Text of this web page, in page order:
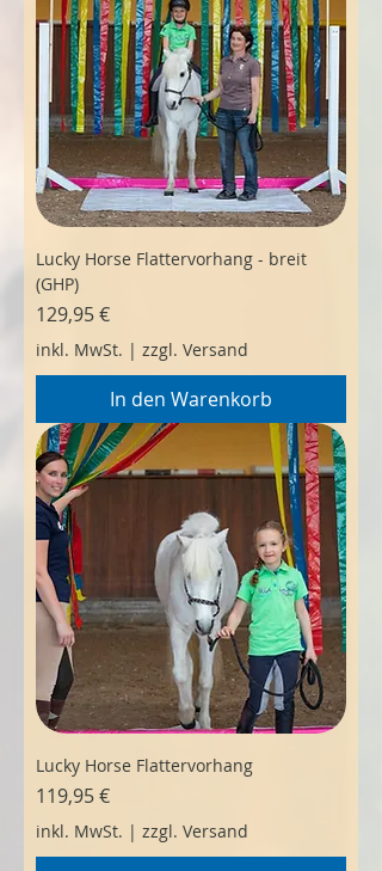
Lucky Horse Flattervorhang - breit
(GHP)
Preis
129,95 €
inkl. MwSt. | zzgl. Versand
In den Warenkorb
Lucky Horse Flattervorhang
Preis
119,95 €
inkl. MwSt. | zzgl. Versand